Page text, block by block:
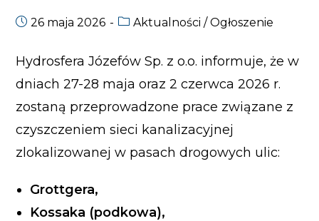
26 maja 2026 Aktualności /Ogłoszenie
Hydrosfera Józefów Sp. z o.o. informuje, że w
dniach 27-28 maja oraz 2 czerwca 2026 r.
zostaną przeprowadzone prace związane z
czyszczeniem sieci kanalizacyjnej
zlokalizowanej w pasach drogowych ulic:
Grottgera,
Kossaka (podkowa),